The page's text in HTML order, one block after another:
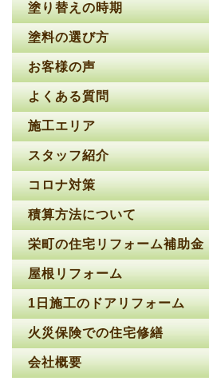
塗り替えの時期
塗料の選び方
お客様の声
よくある質問
施工エリア
スタッフ紹介
コロナ対策
積算方法について
栄町の住宅リフォーム補助金
屋根リフォーム
1日施工のドアリフォーム
火災保険での住宅修繕
会社概要